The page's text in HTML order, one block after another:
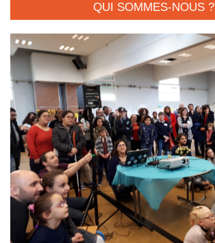
QUI SOMMES-NOUS ?